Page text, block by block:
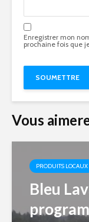
Enregistrer mon
prochaine fois que
Vous
PRODUITS LOCAUX
Bleu